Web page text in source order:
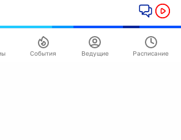
События Ведущие Расписание